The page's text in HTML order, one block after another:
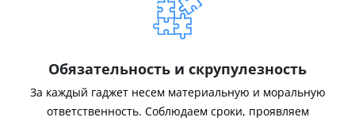
Обязательность и скрупулезность
За каждый гаджет несем материальную и моральную
ответственность. Соблюдаем сроки, проявляем